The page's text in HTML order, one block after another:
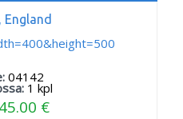
04142
1 kpl
45.00 €